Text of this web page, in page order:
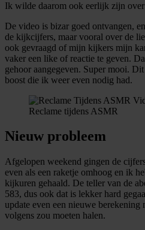
Ik wilde daarom ook eerlijk zijn
De video is bizar goed ontvangen,
de kijkcijfers, maar vooral over de
ook gevraagd of mijn kijkers mijn
vaker een like of reactie te geven.
gehoor aangegeven. Super mooi.
boost die ik weer even nodig had.
Reclame tijdens ASMR
Nieuw probleem
Afgelopen weekend gingen de
even als een raketje omhoog en ik
kijkuren gehaald. De teller van de
583, dus ook dat is lekker hard
update even een nieuwe
volgens zou moeten halen.